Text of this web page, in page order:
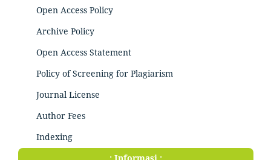
Open Access Policy
Archive Policy
Open Access Statement
Policy of Screening for Plagiarism
Journal License
Author Fees
Indexing